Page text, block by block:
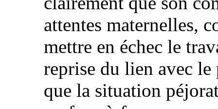
attentes maternelles,
mettre en échec le
reprise du lien avec le
que la situation